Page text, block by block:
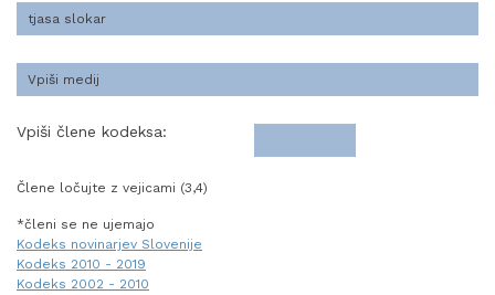
Vpiši člene kodeksa:
Člene ločujte z vejicami (3,4)
*členi se ne ujemajo
Kodeks novinarjev Slovenije
Kodeks 2010 - 2019
Kodeks 2002 - 2010